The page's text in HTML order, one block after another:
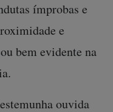
ímprobas e
e
bem evidente na
ouvida